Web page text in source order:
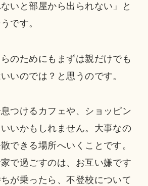
いと部屋から出られない」と
です。
のためにもまずは親だけでも
いのでは？と思うのです。
つけるカフェや、ショッピン
いかもしれません。大事なの
できる場所へいくことです。
で過ごすのは、お互い嫌です
が乗ったら、不登校について